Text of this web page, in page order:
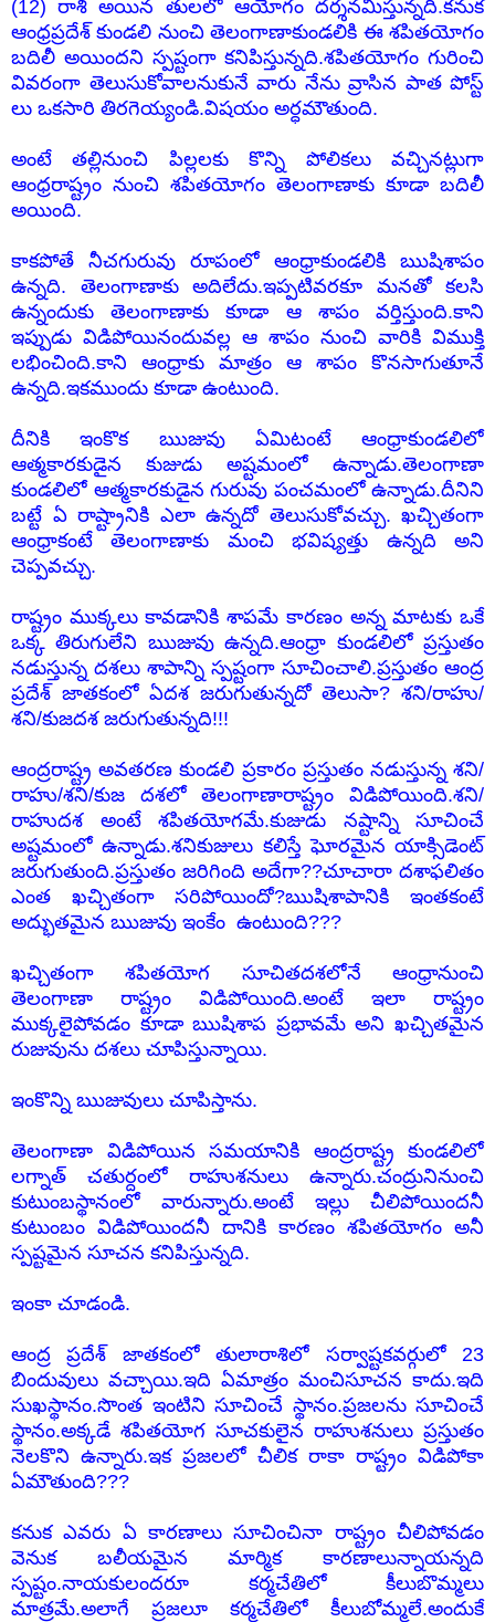
(12) రాశి అయిన తులలో ఆయోగం దర్శనమిస్తున్నది.కనుక
ఆంధ్రప్రదేశ్ కుండలి నుంచి తెలంగాణాకుండలికి ఈ శపితయోగం
బదిలీ అయిందని స్పష్టంగా కనిపిస్తున్నది.శపితయోగం గురించి
వివరంగా తెలుసుకోవాలనుకునే వారు నేను వ్రాసిన పాత పోస్ట్
లు ఒకసారి తిరగెయ్యండి.విషయం అర్ధమౌతుంది.
అంటే తల్లినుంచి పిల్లలకు కొన్ని పోలికలు వచ్చినట్లుగా
ఆంధ్రరాష్ట్రం నుంచి శపితయోగం తెలంగాణాకు కూడా బదిలీ
అయింది.
కాకపోతే నీచగురువు రూపంలో ఆంధ్రాకుండలికి ఋషిశాపం
ఉన్నది. తెలంగాణాకు అదిలేదు.ఇప్పటివరకూ మనతో కలసి
ఉన్నందుకు తెలంగాణాకు కూడా ఆ శాపం వర్తిస్తుంది.కాని
ఇప్పుడు విడిపోయినందువల్ల ఆ శాపం నుంచి వారికి విముక్తి
లభించింది.కాని ఆంధ్రాకు మాత్రం ఆ శాపం కొనసాగుతూనే
ఉన్నది.ఇకముందు కూడా ఉంటుంది.
దీనికి ఇంకొక ఋజువు ఏమిటంటే ఆంధ్రాకుండలిలో
ఆత్మకారకుడైన కుజుడు అష్టమంలో ఉన్నాడు.తెలంగాణా
కుండలిలో ఆత్మకారకుడైన గురువు పంచమంలో ఉన్నాడు.దీనిని
బట్టే ఏ రాష్ట్రానికి ఎలా ఉన్నదో తెలుసుకోవచ్చు. ఖచ్చితంగా
ఆంధ్రాకంటే తెలంగాణాకు మంచి భవిష్యత్తు ఉన్నది అని
చెప్పవచ్చు.
రాష్ట్రం ముక్కలు కావడానికి శాపమే కారణం అన్న మాటకు ఒకే
ఒక్క తిరుగులేని ఋజువు ఉన్నది.ఆంధ్రా కుండలిలో ప్రస్తుతం
నడుస్తున్న దశలు శాపాన్ని స్పష్టంగా సూచించాలి.ప్రస్తుతం ఆంద్ర
ప్రదేశ్ జాతకంలో ఏదశ జరుగుతున్నదో తెలుసా? శని/రాహు/
శని/కుజదశ జరుగుతున్నది!!!
ఆంద్రరాష్ట్ర అవతరణ కుండలి ప్రకారం ప్రస్తుతం నడుస్తున్న శని/
రాహు/శని/కుజ దశలో తెలంగాణారాష్ట్రం విడిపోయింది.శని/
రాహుదశ అంటే శపితయోగమే.కుజుడు నష్టాన్ని సూచించే
అష్టమంలో ఉన్నాడు.శనికుజులు కలిస్తే ఘోరమైన యాక్సిడెంట్
జరుగుతుంది.ప్రస్తుతం జరిగింది అదేగా??చూచారా దశాఫలితం
ఎంత ఖచ్చితంగా సరిపోయిందో?ఋషిశాపానికి ఇంతకంటే
అద్భుతమైన ఋజువు ఇంకేం ఉంటుంది???
ఖచ్చితంగా శపితయోగ సూచితదశలోనే ఆంధ్రానుంచి
తెలంగాణా రాష్ట్రం విడిపోయింది.అంటే ఇలా రాష్ట్రం
ముక్కలైపోవడం కూడా ఋషిశాప ప్రభావమే అని ఖచ్చితమైన
రుజువును దశలు చూపిస్తున్నాయి.
ఇంకొన్ని ఋజువులు చూపిస్తాను.
తెలంగాణా విడిపోయిన సమయానికి ఆంద్రరాష్ట్ర కుండలిలో
లగ్నాత్ చతుర్దంలో రాహుశనులు ఉన్నారు.చంద్రునినుంచి
కుటుంబస్థానంలో వారున్నారు.అంటే ఇల్లు చీలిపోయిందనీ
కుటుంబం విడిపోయిందనీ దానికి కారణం శపితయోగం అనీ
స్పష్టమైన సూచన కనిపిస్తున్నది.
ఇంకా చూడండి.
ఆంద్ర ప్రదేశ్ జాతకంలో తులారాశిలో సర్వాష్టకవర్గులో 23
బిందువులు వచ్చాయి.ఇది ఏమాత్రం మంచిసూచన కాదు.ఇది
సుఖస్థానం.సొంత ఇంటిని సూచించే స్థానం.ప్రజలను సూచించే
స్థానం.అక్కడే శపితయోగ సూచకులైన రాహుశనులు ప్రస్తుతం
నెలకొని ఉన్నారు.ఇక ప్రజలలో చీలిక రాకా రాష్ట్రం విడిపోకా
ఏమౌతుంది???
కనుక ఎవరు ఏ కారణాలు సూచించినా రాష్ట్రం చీలిపోవడం
వెనుక బలీయమైన మార్మిక కారణాలున్నాయన్నది
స్పష్టం.నాయకులందరూ కర్మచేతిలో కీలుబొమ్మలు
మాత్రమే.అలాగే ప్రజలూ కర్మచేతిలో కీలుబోమ్మలే.అందుకే